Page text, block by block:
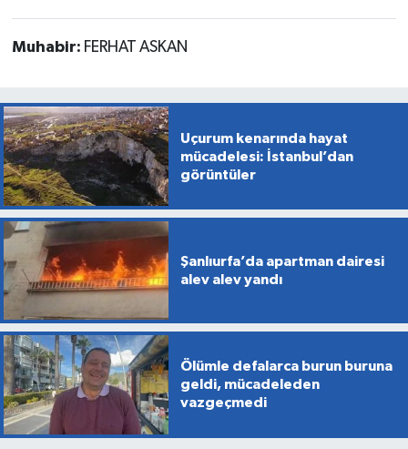
Muhabir: FERHAT ASKAN
Uçurum kenarında hayat
mücadelesi: İstanbul’dan
görüntüler
Şanlıurfa’da apartman dairesi
alev alev yandı
Ölümle defalarca burun buruna
geldi, mücadeleden
vazgeçmedi